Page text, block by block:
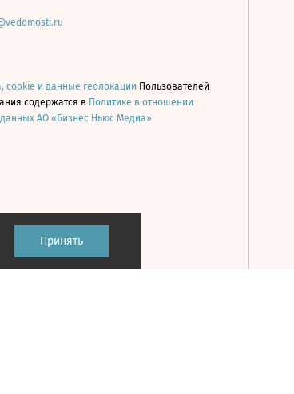
Принять
cookie и данные геолокации Пользователей
содержатся в Политике в отношении
АО «Бизнес Ньюс Медиа»